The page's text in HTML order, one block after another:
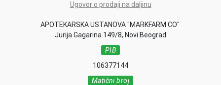
Ugovor o prodaji na daljinu
APOTEKARSKA USTANOVA "MARKFARM CO"
Jurija Gagarina 149/8, Novi Beograd
PIB
106377144
Matični broj